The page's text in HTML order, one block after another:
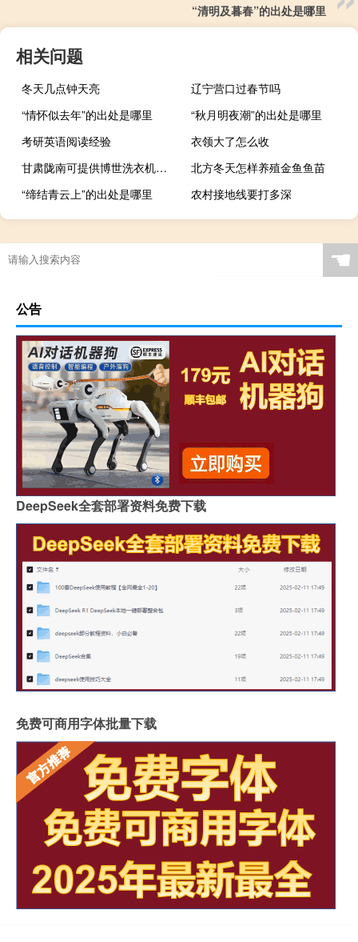
“清明及暮春”的出处是哪里
相关问题
冬天几点钟天亮
辽宁营口过春节吗
“情怀似去年”的出处是哪里
“秋月明夜潮”的出处是哪里
考研英语阅读经验
衣领大了怎么收
甘肃陇南可提供博世洗衣机维修服务地址在哪
北方冬天怎样养殖金鱼鱼苗
“缔结青云上”的出处是哪里
农村接地线要打多深
☚
公告
DeepSeek全套部署资料免费下载
免费可商用字体批量下载